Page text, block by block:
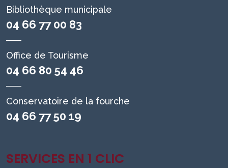
Bibliothèque municipale
04 66 77 00 83
Office de Tourisme
04 66 80 54 46
Conservatoire de la fourche
04 66 77 50 19
SERVICES EN 1 CLIC